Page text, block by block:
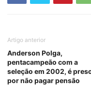
Artigo anterior
Anderson Polga,
pentacampeão com a
seleção em 2002, é
por não pagar pensão